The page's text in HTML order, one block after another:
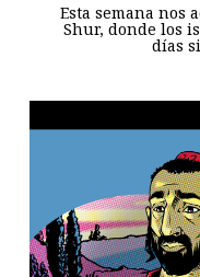
Esta semana nos
Shur, donde los
días